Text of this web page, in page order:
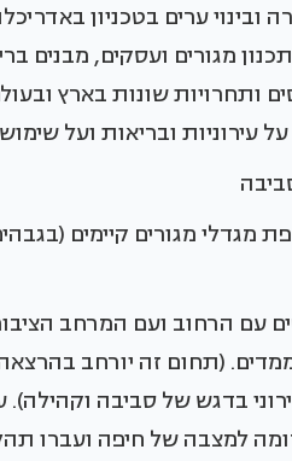
ערים בטכניון
מגורים ועסקים, מבנים
ותחרויות שונות בארץ
על עירוניות ובריאות ועל
מגדלי מגורים קיימים
עם הרחוב ועם המרחב
(תחום זה יורחב
בדגש של סביבה
למצבה של חיפה ועברו